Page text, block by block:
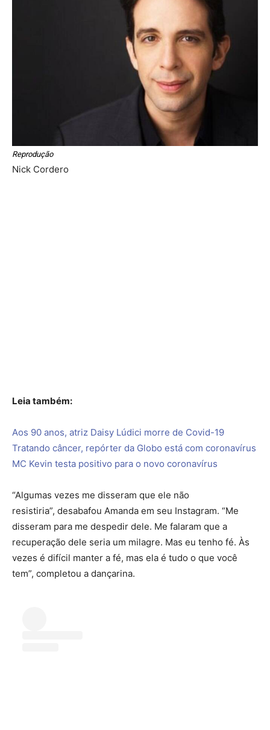
Reprodução
Nick Cordero
Leia também:
Aos 90 anos, atriz Daisy Lúdici morre de Covid-19
Tratando câncer, repórter da Globo está com coronavírus
MC Kevin testa positivo para o novo coronavírus
“Algumas vezes me disseram que ele não
resistiria”, desabafou Amanda em seu Instagram. “Me
disseram para me despedir dele. Me falaram que a
recuperação dele seria um milagre. Mas eu tenho fé. Às
vezes é difícil manter a fé, mas ela é tudo o que você
tem”, completou a dançarina.